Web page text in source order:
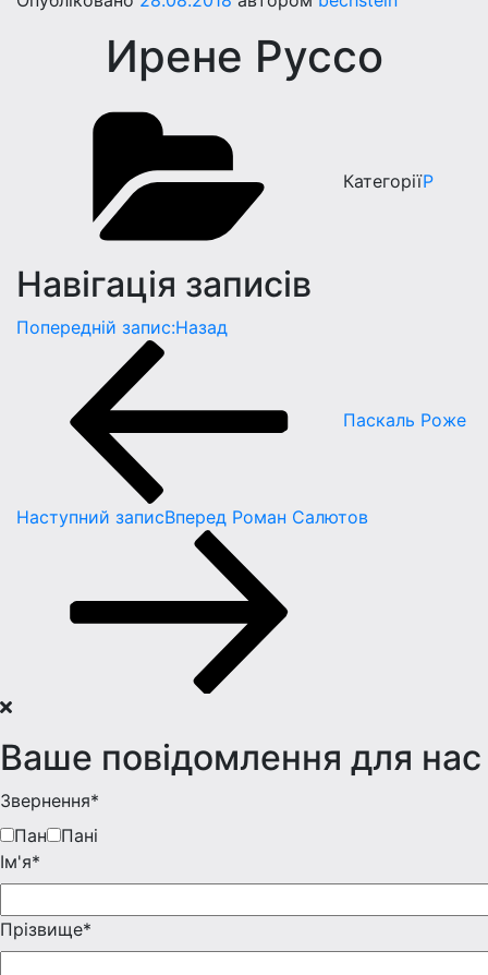
Ирене Руссо
КатегоріїР
Навігація записів
Попередній запис:Назад
Паскаль Роже
Наступний записВперед Роман Салютов
Ваше повідомлення для нас
Звернення*
Пан
Пані
Iм'я*
Прізвище*